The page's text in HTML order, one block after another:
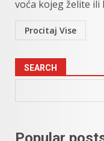
voća kojeg želite ili
Procitaj Vise
SEARCH